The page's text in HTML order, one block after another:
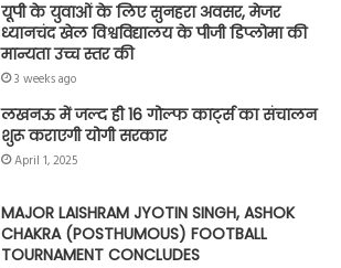
यूपी के युवाओं के लिए सुनहरा अवसर, मेजर
ध्यानचंद खेल विश्वविद्यालय के पीजी डिप्लोमा की
मान्यता उच्च स्तर की
3 weeks ago
लखनऊ में जल्द ही 16 गोल्फ कार्ट्स का संचालन
शुरू कराएगी योगी सरकार
April 1, 2025
MAJOR LAISHRAM JYOTIN SINGH, ASHOK
CHAKRA (POSTHUMOUS) FOOTBALL
TOURNAMENT CONCLUDES